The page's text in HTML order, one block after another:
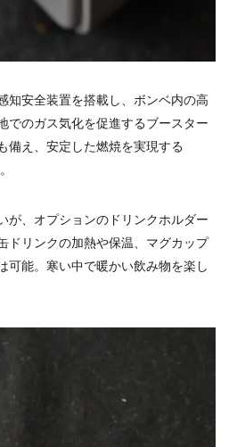
知安全装置を搭載し、ボンベ内の高
でのガス気化を促進するブースター
備え、安定した燃焼を実現する
が、オプションのドリンクホルダー
ドリンクの加熱や保温、マグカップ
可能。寒い中で暖かい飲み物を楽し